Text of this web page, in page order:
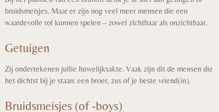
bruidsmeisjes. Maar er zijn nog veel meer mensen die een
waardevolle rol kunnen spelen – zowel zichtbaar als onzichtbaar.
Getuigen
Zij ondertekenen jullie huwelijksakte. Vaak zijn dit de mensen die
het dichtst bij je staan: een broer, zus of je beste vriend(in).
Bruidsmeisjes (of -boys)